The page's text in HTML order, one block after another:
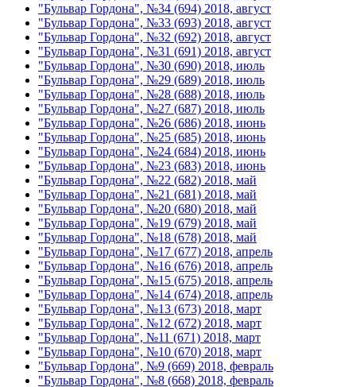
"Бульвар Гордона", №34 (694) 2018, август
"Бульвар Гордона", №33 (693) 2018, август
"Бульвар Гордона", №32 (692) 2018, август
"Бульвар Гордона", №31 (691) 2018, август
"Бульвар Гордона", №30 (690) 2018, июль
"Бульвар Гордона", №29 (689) 2018, июль
"Бульвар Гордона", №28 (688) 2018, июль
"Бульвар Гордона", №27 (687) 2018, июль
"Бульвар Гордона", №26 (686) 2018, июнь
"Бульвар Гордона", №25 (685) 2018, июнь
"Бульвар Гордона", №24 (684) 2018, июнь
"Бульвар Гордона", №23 (683) 2018, июнь
"Бульвар Гордона", №22 (682) 2018, май
"Бульвар Гордона", №21 (681) 2018, май
"Бульвар Гордона", №20 (680) 2018, май
"Бульвар Гордона", №19 (679) 2018, май
"Бульвар Гордона", №18 (678) 2018, май
"Бульвар Гордона", №17 (677) 2018, апрель
"Бульвар Гордона", №16 (676) 2018, апрель
"Бульвар Гордона", №15 (675) 2018, апрель
"Бульвар Гордона", №14 (674) 2018, апрель
"Бульвар Гордона", №13 (673) 2018, март
"Бульвар Гордона", №12 (672) 2018, март
"Бульвар Гордона", №11 (671) 2018, март
"Бульвар Гордона", №10 (670) 2018, март
"Бульвар Гордона", №9 (669) 2018, февраль
"Бульвар Гордона", №8 (668) 2018, февраль